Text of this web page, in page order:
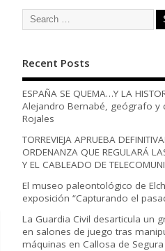
Recent Posts
ESPAÑA SE QUEMA…Y LA
Alejandro Bernabé, geógrafo y
Rojales
TORREVIEJA APRUEBA
ORDENANZA QUE REGULARÁ
Y EL CABLEADO DE
El museo paleontológico de
exposición “Capturando el
La Guardia Civil desarticula un
en salones de juego tras
máquinas en Callosa de